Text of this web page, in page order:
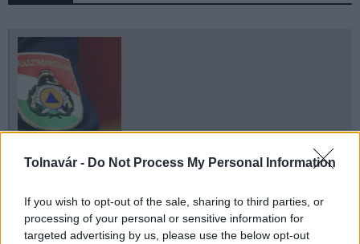
Tolnavár - Do Not Process My Personal Information
If you wish to opt-out of the sale, sharing to third parties, or
processing of your personal or sensitive information for
targeted advertising by us, please use the below opt-out
Szakképzési Centrum Táncsics Mihály Szakközépiskola